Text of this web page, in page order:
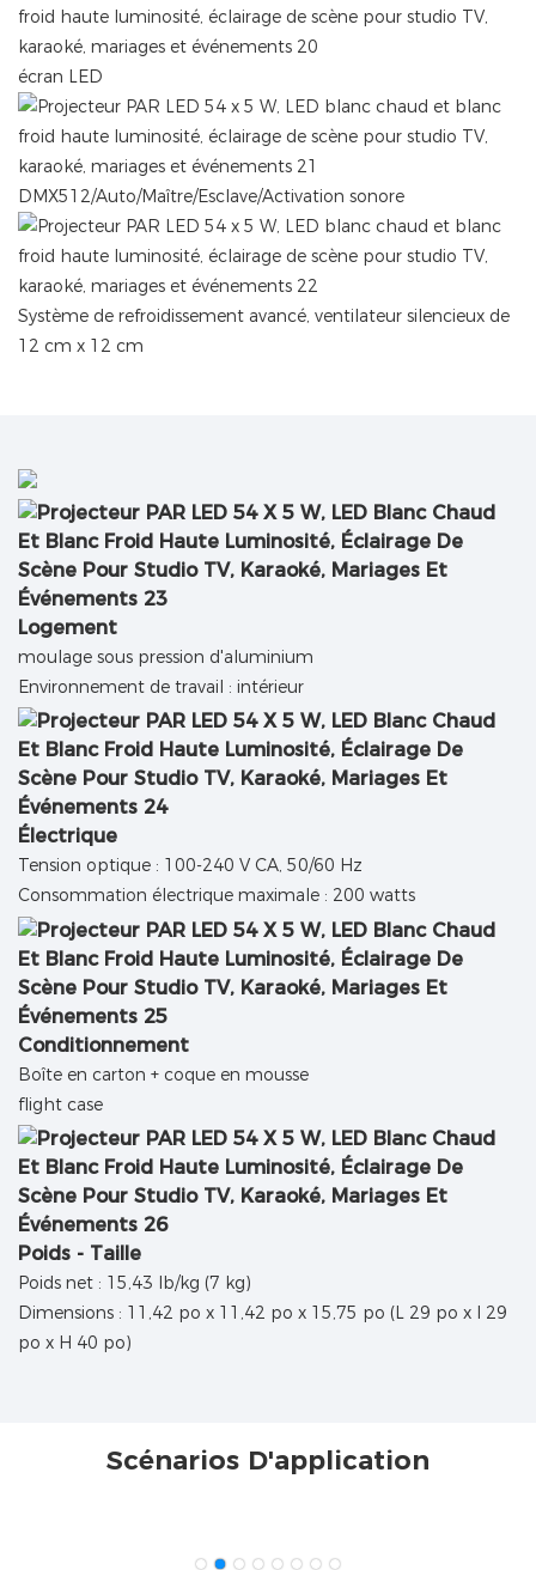
écran LED
DMX512/Auto/Maître/Esclave/Activation sonore
Système de refroidissement avancé, ventilateur silencieux de
12 cm x 12 cm
Logement
moulage sous pression d'aluminium
Environnement de travail : intérieur
Électrique
Tension optique : 100-240 V CA, 50/60 Hz
Consommation électrique maximale : 200 watts
Conditionnement
Boîte en carton + coque en mousse
flight case
Poids - Taille
Poids net : 15,43 lb/kg (7 kg)
Dimensions : 11,42 po x 11,42 po x 15,75 po (L 29 po x l 29
po x H 40 po)
Scénarios D'application